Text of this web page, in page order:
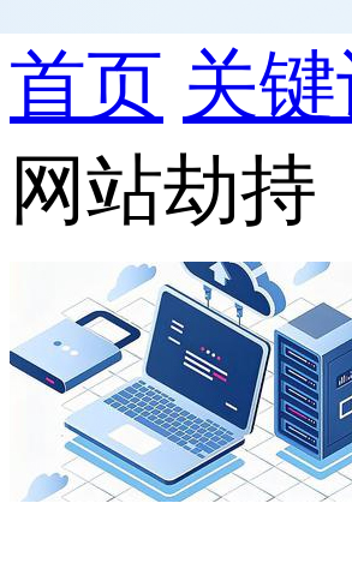
首页 关
网站劫持